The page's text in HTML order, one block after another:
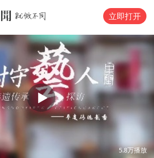
立即打开
04:06
5.8万播放